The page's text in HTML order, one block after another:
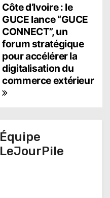
Côte d’Ivoire : le
GUCE lance “GUCE
CONNECT”, un
forum stratégique
pour accélérer la
digitalisation du
commerce extérieur
Équipe
LeJourPile